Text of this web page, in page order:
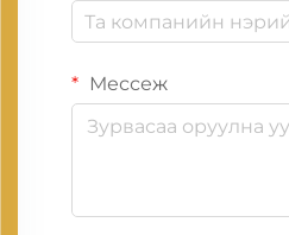
Мессеж